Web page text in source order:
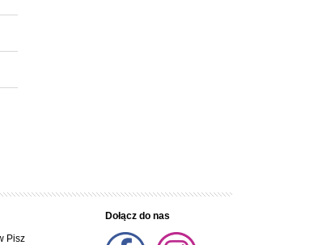
Pisz
Dołącz do nas